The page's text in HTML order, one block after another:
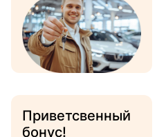
Приветсвенный
бонус!